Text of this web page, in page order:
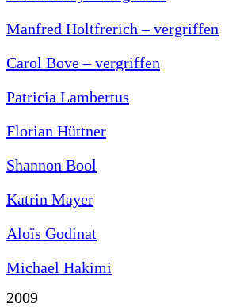
Manfred Holtfrerich – vergriffen
Carol Bove – vergriffen
Patricia Lambertus
Florian Hüttner
Shannon Bool
Katrin Mayer
Aloïs Godinat
Michael Hakimi
2009